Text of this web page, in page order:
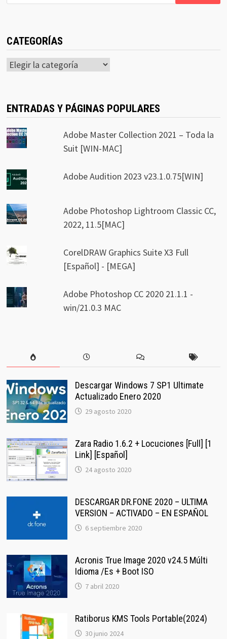
CATEGORÍAS
Categorías
ENTRADAS Y PÁGINAS POPULARES
Adobe Master Collection 2021 – Toda la
Suit [WIN-MAC]
Adobe Audition 2023 v23.1.0.75[WIN]
Adobe Photoshop Lightroom Classic CC,
2022, 11.5[MAC]
CorelDRAW Graphics Suite X3 Full
[Español] - [MEGA]
Adobe Photoshop CC 2020 21.1.1 -
win/21.0.3 MAC
Descargar Windows 7 SP1 Ultimate
Actualizado Enero 2020
29 agosto 2020
Zara Radio 1.6.2 + Locuciones [Full] [1
Link] [Español]
24 agosto 2020
DESCARGAR DR.FONE 2020 – ULTIMA
VERSION – ACTIVADO – EN ESPAÑOL
6 septiembre 2020
Acronis True Image 2020 v24.5 Múlti
Idioma /Es + Boot ISO
7 abril 2020
Ratiborus KMS Tools Portable(2024)
30 junio 2024